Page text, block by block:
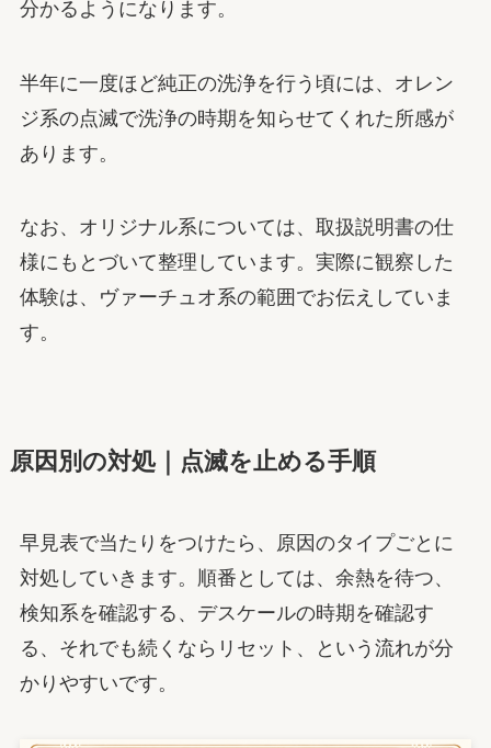
分かるようになります。
半年に一度ほど純正の洗浄を行う頃には、オレン
ジ系の点滅で洗浄の時期を知らせてくれた所感が
あります。
なお、オリジナル系については、取扱説明書の仕
様にもとづいて整理しています。実際に観察した
体験は、ヴァーチュオ系の範囲でお伝えしていま
す。
原因別の対処｜点滅を止める手順
早見表で当たりをつけたら、原因のタイプごとに
対処していきます。順番としては、余熱を待つ、
検知系を確認する、デスケールの時期を確認す
る、それでも続くならリセット、という流れが分
かりやすいです。